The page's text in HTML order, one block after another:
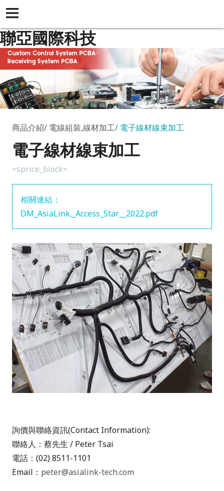
聯亞國際科技
商品介紹 電線組裝,線材加工 電子線材線束加工
電子線材線束加工
=sprice_block=
相關連結：
DM_AsiaLink,_Access_Star__2022.pdf
詢價與聯絡資訊(Contact Information):
聯絡人： 蔡先生 / Peter Tsai
電話：(02) 8511-1101
Email： peter@asialink-tech.com